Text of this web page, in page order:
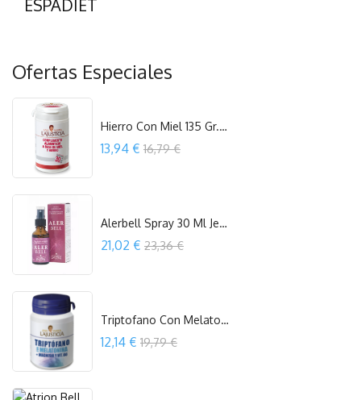
ESPADIET
Ofertas Especiales
Hierro Con Miel 135 Gr. Ana Maria...
Precio
13,94 € 16,79 €
Alerbell Spray 30 Ml Jellybell
Precio
21,02 € 23,36 €
Triptofano Con Melatonina+Mg+Vit. B6...
Precio
12,14 € 19,79 €